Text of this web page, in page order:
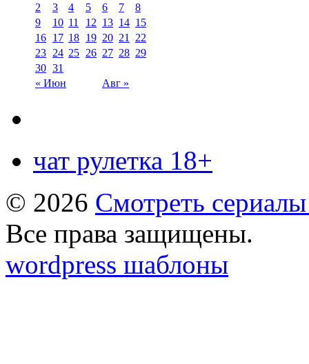
« Июн Авг »
2
3 4 5 6 7
8
9
10 11 12 13 14 15
16 17 18 19 20 21
22
23 24 25 26 27 28 29
30 31
чат рулетка 18+
© 2026 Смотреть
Все права защищены.
wordpress шаблоны